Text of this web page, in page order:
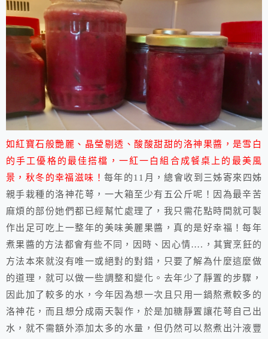
如紅寶石般艷麗、晶瑩剔透、酸酸甜甜的洛神果醬，是雪白
的手工優格的最佳搭檔，一紅一白組合成餐桌上的最美風
景，秋冬的幸福滋味！ 每年的11月，總會收到三姊寄來四姊
親手栽種的洛神花萼，一大箱至少有五公斤呢！因為最辛苦
麻煩的部份她們都已經幫忙處理了，我只需花點時間就可製
作出足可吃上一整年的美味美麗果醬，真的是好幸福！每年
煮果醬的方法都會有些不同，因時、因心情….，其實烹飪的
方法本來就沒有唯一或絕對的對錯，只要了解為什麼這麼做
的道理，就可以做一些調整和變化。去年少了靜置的步驟，
因此加了較多的水，今年因為想一次且只用一鍋熬煮較多的
洛神花，而且想分成兩天製作，於是加糖靜置讓花萼自己出
水，就不需額外添加太多的水量，但仍然可以熬煮出汁液豐